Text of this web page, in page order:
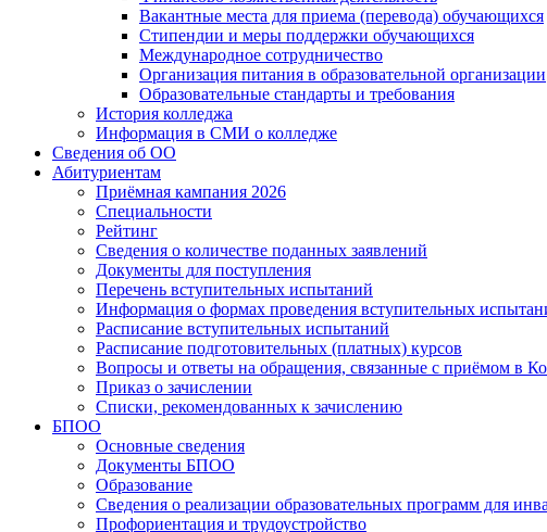
Вакантные места для приема (перевода) обучающихся
Стипендии и меры поддержки обучающихся
Международное сотрудничество
Организация питания в образовательной организации
Образовательные стандарты и требования
История колледжа
Информация в СМИ о колледже
Сведения об ОО
Абитуриентам
Приёмная кампания 2026
Специальности
Рейтинг
Сведения о количестве поданных заявлений
Документы для поступления
Перечень вступительных испытаний
Информация о формах проведения вступительных
Расписание вступительных испытаний
Расписание подготовительных (платных) курсов
Вопросы и ответы на обращения, связанные с приёмом в
Приказ о зачислении
Списки, рекомендованных к зачислению
БПОО
Основные сведения
Документы БПОО
Образование
Сведения о реализации образовательных программ для
Профориентация и трудоустройство